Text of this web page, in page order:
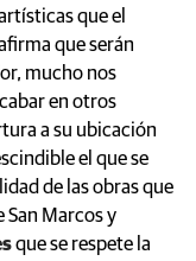
que el
que serán
mucho nos
en otros
a su ubicación
el que se
de las obras que
San Marcos y
que se respete la